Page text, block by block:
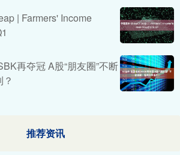
| ​Farmers' Income
再夺冠 A股“朋友圈”不断
推荐资讯